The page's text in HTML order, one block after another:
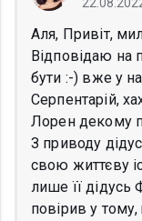
Аля, Привіт,
Відповідаю на
бути :-) вже у
Серпентарій,
Лорен декому
З приводу
свою життєву
лише її дідусь
повірив у